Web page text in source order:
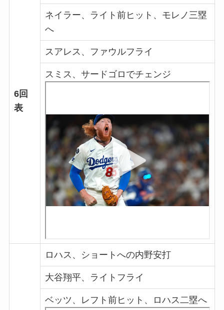
6回
表
ネイラー、ライト前ヒット、モレノ三塁
へ
スアレス、ファウルフライ
スミス、サードゴロでチェンジ
ロハス、ショートへの内野安打
大谷翔平、ライトフライ
ベッツ、レフト前ヒット、ロハス二塁へ